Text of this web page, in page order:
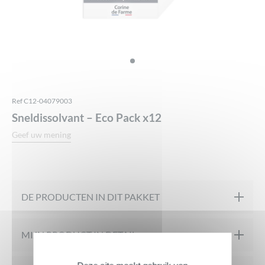
Ref C12-04079003
Sneldissolvant – Eco Pack x12
Geef uw mening
DE PRODUCTEN IN DIT PAKKET
MIJN PRODUCT IN DETAIL